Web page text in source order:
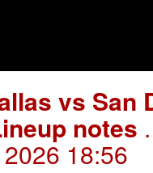
vs San
notes
18:56